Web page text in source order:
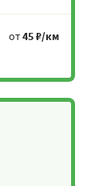
от45 ₽/км